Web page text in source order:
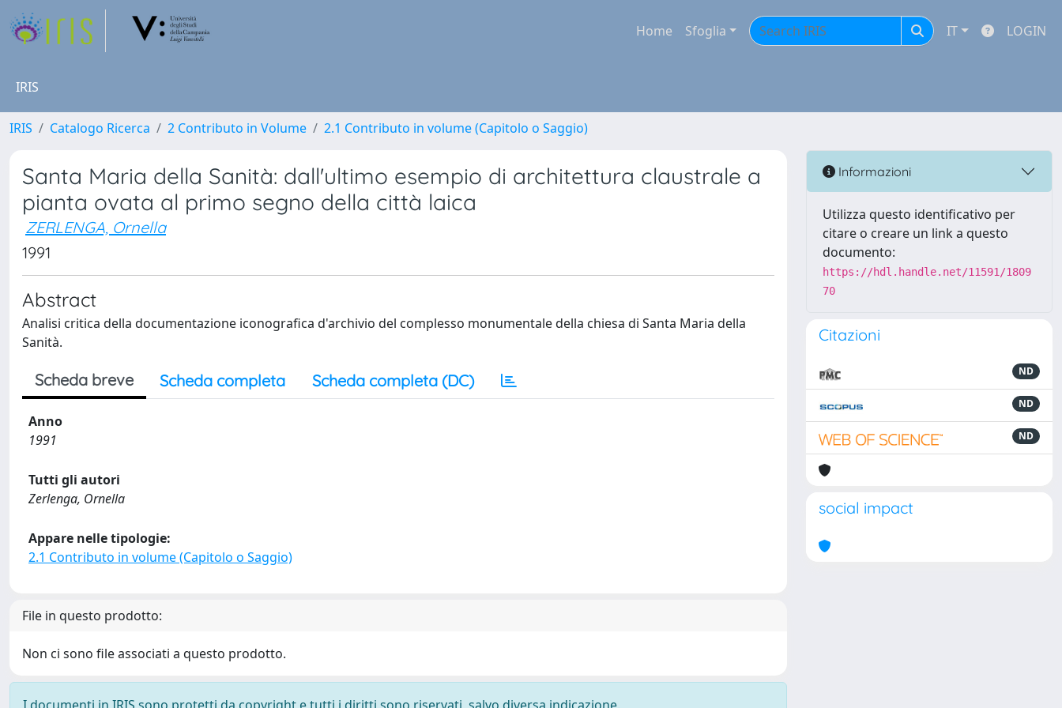
Home Sfoglia IT LOGIN
IRIS
IRIS Catalogo Ricerca 2 Contributo in Volume 2.1 Contributo in volume (Capitolo o Saggio)
Santa Maria della Sanità: dall'ultimo esempio di architettura claustrale a
pianta ovata al primo segno della città laica
ZERLENGA, Ornella
1991
Abstract
Analisi critica della documentazione iconografica d'archivio del complesso monumentale della chiesa di Santa Maria della
Sanità.
Scheda breve Scheda completa Scheda completa (DC)
Anno
1991
Tutti gli autori
Zerlenga, Ornella
Appare nelle tipologie:
2.1 Contributo in volume (Capitolo o Saggio)
File in questo prodotto:
Non ci sono file associati a questo prodotto.
Informazioni
Utilizza questo identificativo per
citare o creare un link a questo
documento:
https://hdl.handle.net/11591/1809
70
Citazioni
ND
ND
ND
social impact